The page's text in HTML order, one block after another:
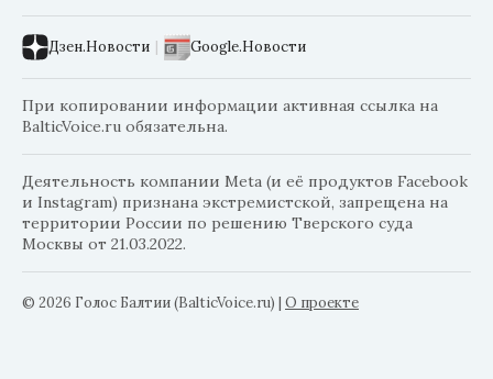
Дзен.Новости | Google.Новости
При копировании информации активная ссылка на
BalticVoice.ru обязательна.
Деятельность компании Meta (и её продуктов Facebook
и Instagram) признана экстремистской, запрещена на
территории России по решению Тверского суда
Москвы от 21.03.2022.
© 2026 Голос Балтии (BalticVoice.ru) | О проекте